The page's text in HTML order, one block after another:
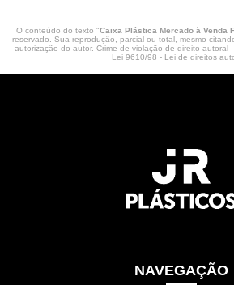
O conteúdo do texto "Caixa Plástica Mercado à Venda
reservado. Sua reprodução, parcial ou total, mesmo
autorização do autor. Crime de violação de direito autoral
Lei 9610/98 - Lei de direitos
NAVEGAÇÃO